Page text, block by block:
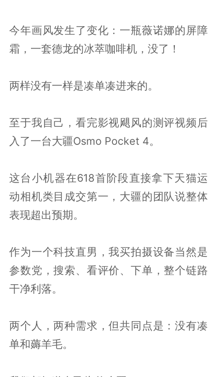
今年画风发生了变化：一瓶薇诺娜的屏障
霜，一套德龙的冰萃咖啡机，没了！
两样没有一样是凑单凑进来的。
至于我自己，看完影视飓风的测评视频后
入了一台大疆Osmo Pocket 4。
这台小机器在618首阶段直接拿下天猫运
动相机类目成交第一，大疆的团队说整体
表现超出预期。
作为一个科技直男，我买拍摄设备当然是
参数党，搜索、看评价、下单，整个链路
干净利落。
两个人，两种需求，但共同点是：没有凑
单和薅羊毛。